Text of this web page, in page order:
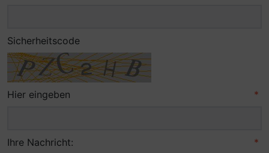
Sicherheitscode
Hier eingeben *
Ihre Nachricht: *